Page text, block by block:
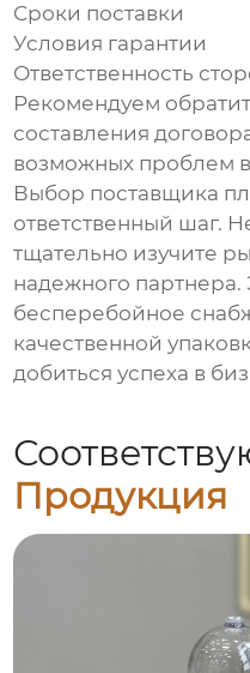
Сроки поставки
Условия гарантии
Ответственность
Рекомендуем
составления
возможных проблем
Выбор поставщика
ответственный шаг.
тщательно изучите
надежного партнера.
бесперебойное
качественной
добиться успеха в
Продукция